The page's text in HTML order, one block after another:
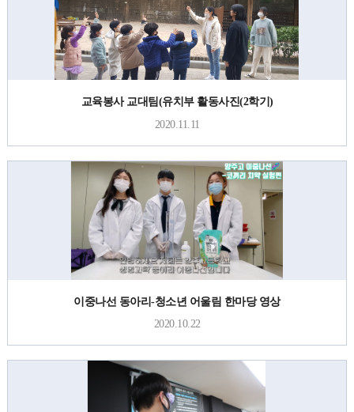
교육봉사 교대팀(유치부 활동사진(2학기)
2020.11.11
이중나선 동아리-청소년 어울림 한마당 영상
2020.10.22